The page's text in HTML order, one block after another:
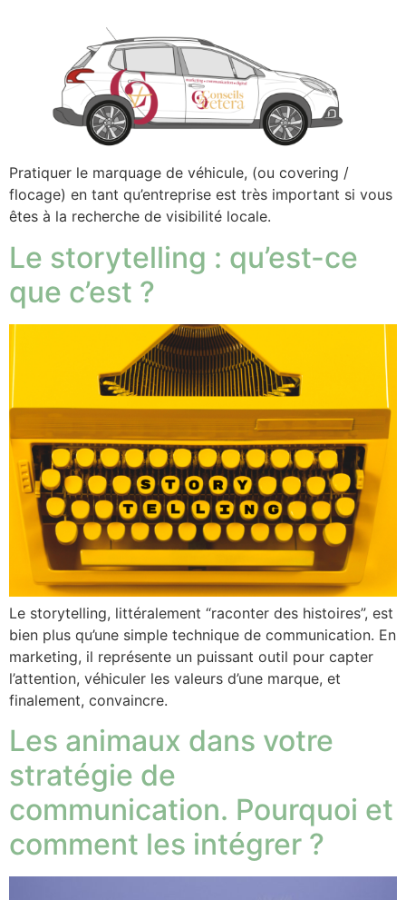
Pratiquer le marquage de véhicule, (ou covering /
flocage) en tant qu’entreprise est très important si vous
êtes à la recherche de visibilité locale.
Le storytelling : qu’est-ce
que c’est ?
Le storytelling, littéralement “raconter des histoires”, est
bien plus qu’une simple technique de communication. En
marketing, il représente un puissant outil pour capter
l’attention, véhiculer les valeurs d’une marque, et
finalement, convaincre.
Les animaux dans votre
stratégie de
communication. Pourquoi et
comment les intégrer ?